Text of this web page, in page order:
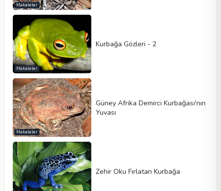
Makaleler
Makaleler
Kurbağa Gözleri - 2
Makaleler
Güney Afrika Demirci Kurbağası'nın
Yuvası
Zehir Oku Fırlatan Kurbağa